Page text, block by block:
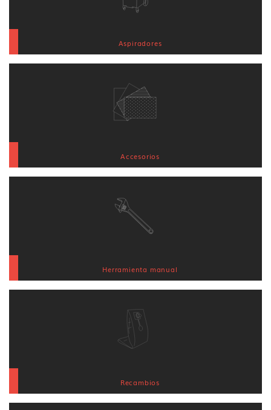
Aspiradores
Accesorios
Herramienta manual
Recambios